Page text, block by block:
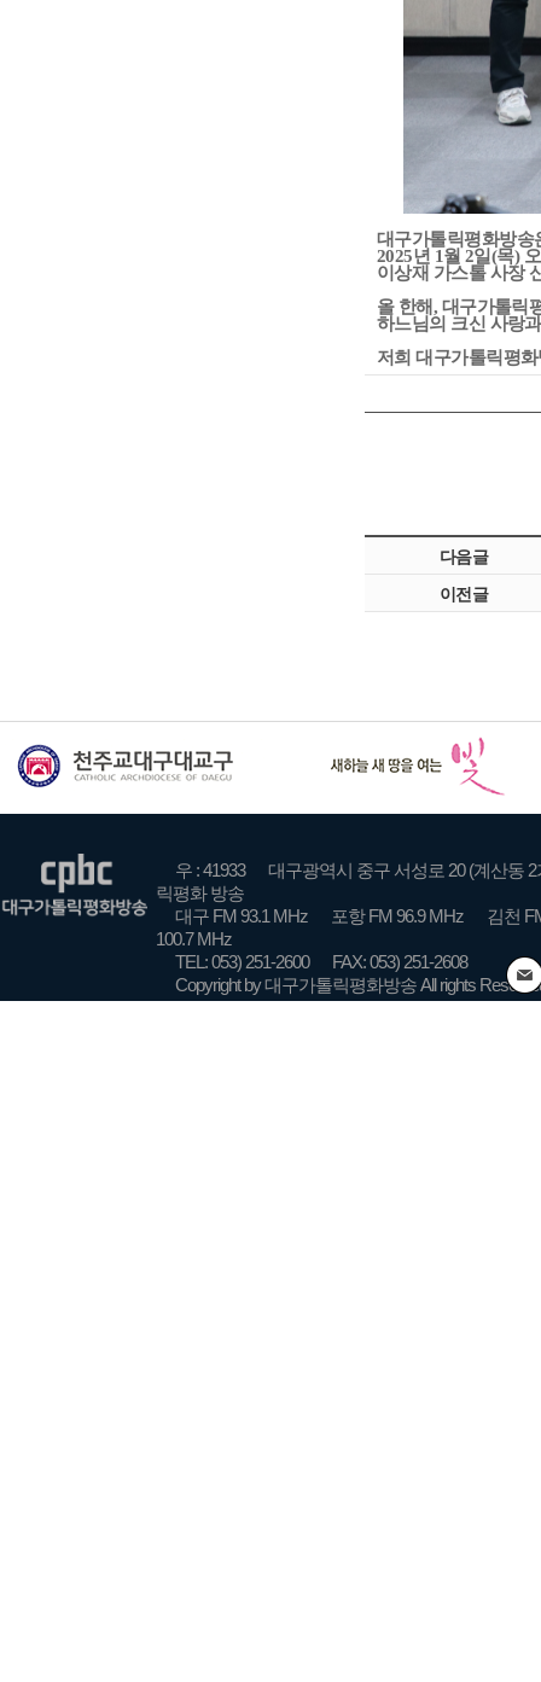
대구가톨릭평화방송
2025년 1월 2일(목)
이상재 가스톨 사장
올 한해, 대구가톨릭
하느님의 크신 사랑
저희 대구가톨릭평
다음글
이전글
우 : 41933
대구광역시 중구 서성로 20 (계산동 2
릭평화 방송
대구 FM 93.1 MHz
포항 FM 96.9 MHz
김천
100.7 MHz
TEL: 053) 251-2600
FAX: 053) 251-2608
Copyright by 대구가톨릭평화방송 All rights